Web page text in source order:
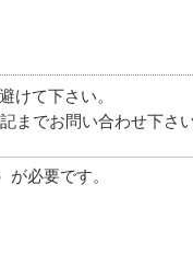
けて下さい。
までお問い合わせ下さ
が必要です。